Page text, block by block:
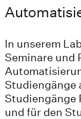
In unserem
Seminare und
Studiengänge
Studiengänge
und für den